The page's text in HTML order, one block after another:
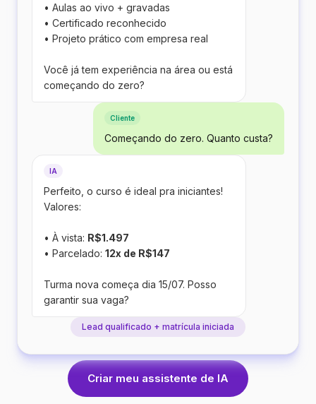
• Aulas ao vivo + gravadas
• Certificado reconhecido
• Projeto prático com empresa real
Você já tem experiência na área ou está
começando do zero?
Cliente
Começando do zero. Quanto custa?
IA
Perfeito, o curso é ideal pra iniciantes!
Valores:
• À vista: R$1.497
• Parcelado: 12x de R$147
Turma nova começa dia 15/07. Posso
garantir sua vaga?
Lead qualificado + matrícula iniciada
Criar meu assistente de IA